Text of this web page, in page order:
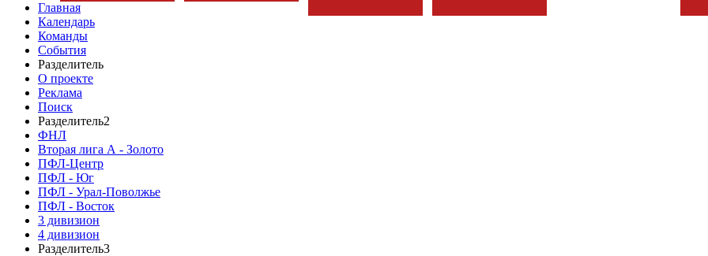
Главная
Календарь
Команды
События
Разделитель
О проекте
Реклама
Поиск
Разделитель2
ФНЛ
Вторая лига А - Золото
ПФЛ-Центр
ПФЛ - Юг
ПФЛ - Урал-Поволжье
ПФЛ - Восток
3 дивизион
4 дивизион
Разделитель3